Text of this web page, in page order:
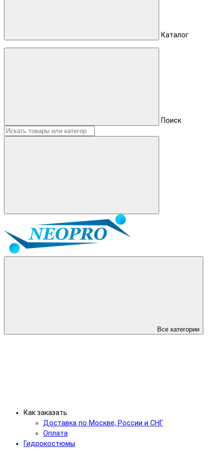
Каталог
Поиск
Все категории
Как заказать
Доставка по Москве, России и СНГ
Оплата
Гидрокостюмы